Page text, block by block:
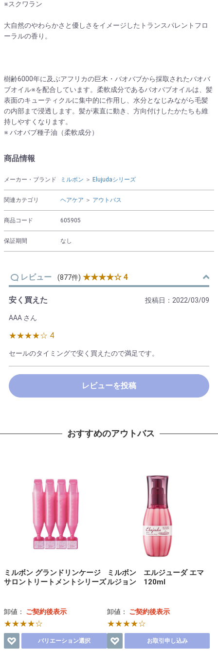
※スクワラン
大自然のやわらかさと優しさをイメージしたトランスパレントフロ
ーラルの香り。
樹齢6000年に及ぶアフリカの巨木・バオバブから採取されたバオバ
ブオイル※を配合しています。柔軟成分であるバオバブオイルは、髪
表面のキューティクルに集中的に作用し、水分となじみながら毛髪
の内部まで浸透します。髪が素直に動き、方向付けしたかたちも維
持しやすくなります。
※ バオバブ種子油（柔軟成分）
商品情報
メーカー・ブランド ミルボン ＞ Elujudaシリーズ
関連カテゴリ ヘアケア ＞ アウトバス
商品コード 605905
保証期間 なし
レビュー (877件) ★★★★☆ 4
安く買えた 投稿日：2022/03/09
AAA さん
★★★★☆ 4
セールのタイミングで安く買えたので満足です。
レビューを投稿
おすすめのアウトバス
ミルボン グランドリンケージ
サロントリートメントシリーズ
卸値： ご契約後表示
★★★★☆
バリエーション選択
ミルボン エルジューダ エマ
ルジョン 120ml
卸値： ご契約後表示
★★★★☆
お取引申し込み